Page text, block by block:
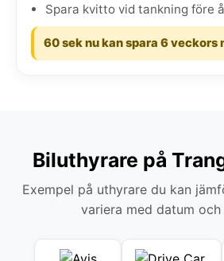
Spara kvitto vid tankning före
60 sek nu kan spara 6 veckors
Biluthyrare på
Exempel på uthyrare du kan
variera med datum och